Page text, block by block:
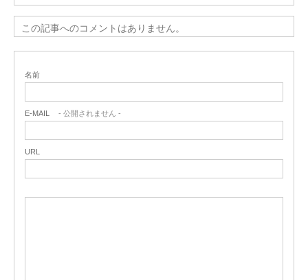
この記事へのコメントはありません。
名前
E-MAIL - 公開されません -
URL